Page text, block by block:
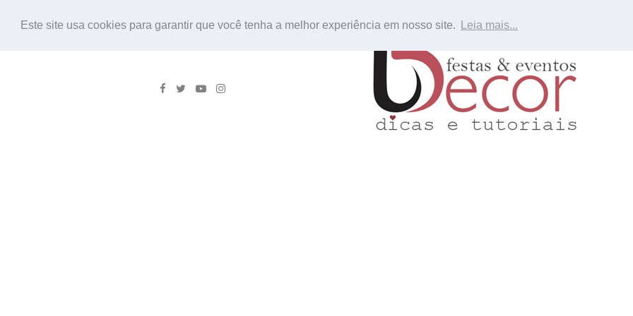
Este site usa cookies para garantir que você tenha a melhor experiência em nosso site. Leia mais...